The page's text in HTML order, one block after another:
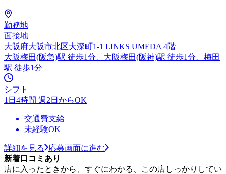
勤務地
面接地
大阪府大阪市北区大深町1-1 LINKS UMEDA 4階
大阪梅田(阪急)駅 徒歩1分、大阪梅田(阪神)駅 徒歩1分、梅田
駅 徒歩1分
シフト
1日4時間 週2日からOK
交通費支給
未経験OK
詳細を見る
応募画面に進む
新着口コミあり
店に入ったときから、すぐにわかる、この店しっかりしてい